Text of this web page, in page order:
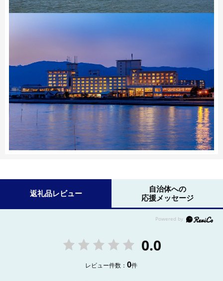
返礼品レビュー
自治体への
応援メッセージ
0.0
レビュー件数：0件